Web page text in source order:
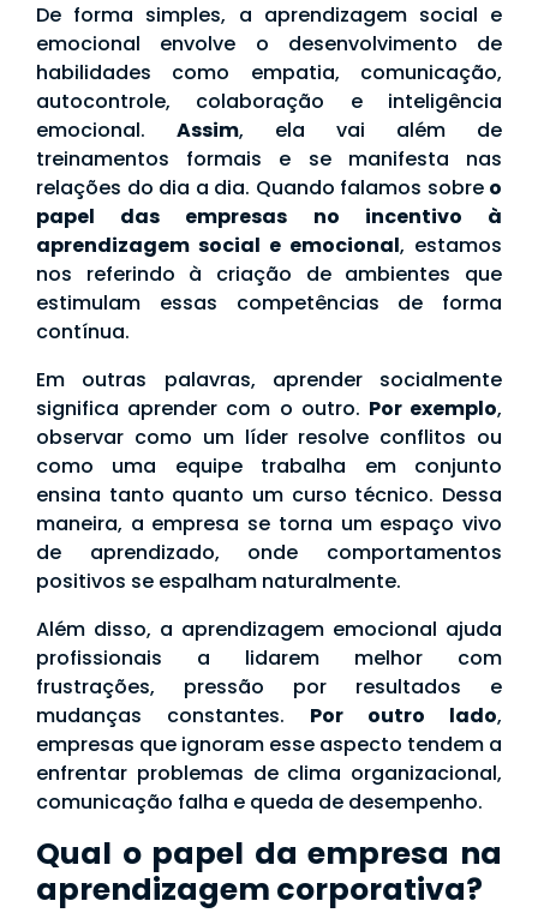
De forma simples, a aprendizagem social e
emocional envolve o desenvolvimento de
habilidades como empatia, comunicação,
autocontrole, colaboração e inteligência
emocional. Assim, ela vai além de
treinamentos formais e se manifesta nas
relações do dia a dia. Quando falamos sobre o
papel das empresas no incentivo à
aprendizagem social e emocional, estamos
nos referindo à criação de ambientes que
estimulam essas competências de forma
contínua.
Em outras palavras, aprender socialmente
significa aprender com o outro. Por exemplo,
observar como um líder resolve conflitos ou
como uma equipe trabalha em conjunto
ensina tanto quanto um curso técnico. Dessa
maneira, a empresa se torna um espaço vivo
de aprendizado, onde comportamentos
positivos se espalham naturalmente.
Além disso, a aprendizagem emocional ajuda
profissionais a lidarem melhor com
frustrações, pressão por resultados e
mudanças constantes. Por outro lado,
empresas que ignoram esse aspecto tendem a
enfrentar problemas de clima organizacional,
comunicação falha e queda de desempenho.
Qual o papel da empresa na
aprendizagem corporativa?